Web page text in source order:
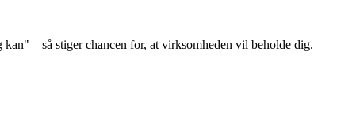
– så stiger chancen for, at virksomheden vil beholde dig.